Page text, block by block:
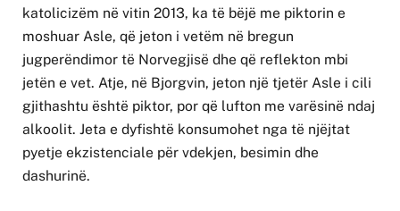
katolicizëm në vitin 2013, ka të bëjë me piktorin e
moshuar Asle, që jeton i vetëm në bregun
jugperëndimor të Norvegjisë dhe që reflekton mbi
jetën e vet. Atje, në Bjorgvin, jeton një tjetër Asle i cili
gjithashtu është piktor, por që lufton me varësinë ndaj
alkoolit. Jeta e dyfishtë konsumohet nga të njëjtat
pyetje ekzistenciale për vdekjen, besimin dhe
dashurinë.